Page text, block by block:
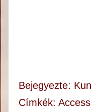
Bejegyezte:
Címkék: